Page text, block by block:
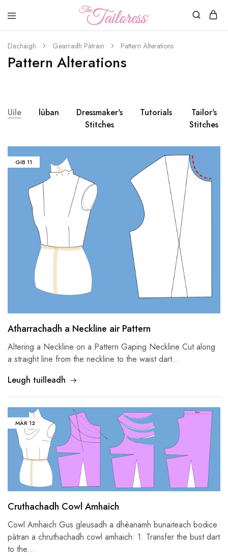
Tha
Tailoress
Dachaigh Gearradh Pàtrain Pattern Alterations
Pattern Alterations
Uile lùban
Dressmaker's
Stitches
Tutorials
Tailor's
Stitches
GIB 11
Atharrachadh a Neckline air Pattern
Altering a Neckline on a Pattern Gaping Neckline Cut along
a straight line from the neckline to the waist dart…
Leugh tuilleadh
MÀR12
Cruthachadh Cowl Amhaich
Cowl Amhaich Gus gleusadh a dhèanamh bunaiteach bodice
pàtran a chruthachadh cowl amhaich: 1. Transfer the bust dart
to the…